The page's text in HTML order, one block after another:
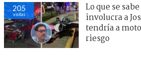
205
visitas
Lo que se
involucra a
tendría a
riesgo